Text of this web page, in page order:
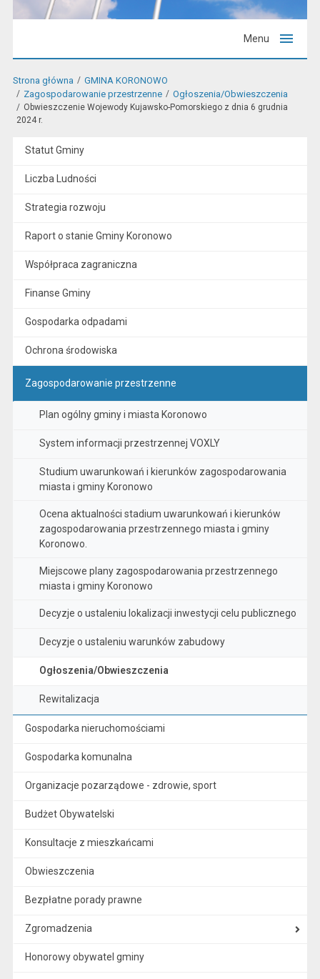
Menu
Strona główna
GMINA KORONOWO
Zagospodarowanie przestrzenne
Ogłoszenia/Obwieszczenia
Obwieszczenie Wojewody Kujawsko-Pomorskiego z dnia 6 grudnia
2024 r.
Statut Gminy
Liczba Ludności
Strategia rozwoju
Raport o stanie Gminy Koronowo
Współpraca zagraniczna
Finanse Gminy
Gospodarka odpadami
Ochrona środowiska
Zagospodarowanie przestrzenne
Plan ogólny gminy i miasta Koronowo
System informacji przestrzennej VOXLY
Studium uwarunkowań i kierunków zagospodarowania
miasta i gminy Koronowo
Ocena aktualności stadium uwarunkowań i kierunków
zagospodarowania przestrzennego miasta i gminy
Koronowo.
Miejscowe plany zagospodarowania przestrzennego
miasta i gminy Koronowo
Decyzje o ustaleniu lokalizacji inwestycji celu publicznego
Decyzje o ustaleniu warunków zabudowy
Ogłoszenia/Obwieszczenia
Rewitalizacja
Gospodarka nieruchomościami
Gospodarka komunalna
Organizacje pozarządowe - zdrowie, sport
Budżet Obywatelski
Konsultacje z mieszkańcami
Obwieszczenia
Bezpłatne porady prawne
Zgromadzenia
Honorowy obywatel gminy